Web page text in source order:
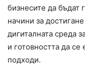
бизнесите да бъдат
начини за
дигиталната среда
и готовността да
подходи.